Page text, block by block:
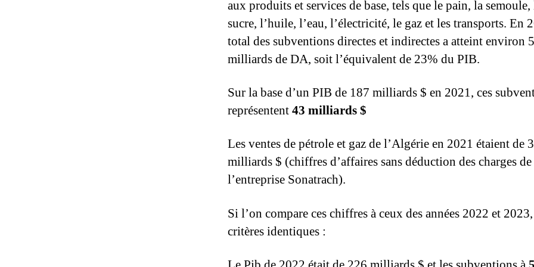
aux produits et services de base, tels que le pain, la semoule,
sucre, l’huile, l’eau, l’électricité, le gaz et les transports. En
total des subventions directes et indirectes a atteint environ
milliards de DA, soit l’équivalent de 23% du PIB.
Sur la base d’un PIB de 187 milliards $ en 2021, ces
représentent43 milliards $
Les ventes de pétrole et gaz de l’Algérie en 2021 étaient de
milliards $ (chiffres d’affaires sans déduction des charges de
l’entreprise Sonatrach).
Si l’on compare ces chiffres à ceux des années 2022 et
critères identiques :